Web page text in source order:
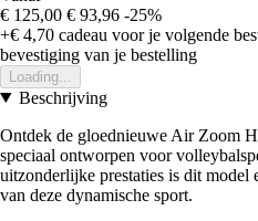
€ 125,00 € 93,96 -25%
+€ 4,70 cadeau voor je volgende
bevestiging van je bestelling
Loading...
Beschrijving
Ontdek de gloednieuwe Air Zoom
speciaal ontworpen voor
uitzonderlijke prestaties is dit model
van deze dynamische sport.